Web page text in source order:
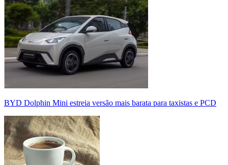
BYD Dolphin Mini estreia versão mais barata para taxistas e PCD